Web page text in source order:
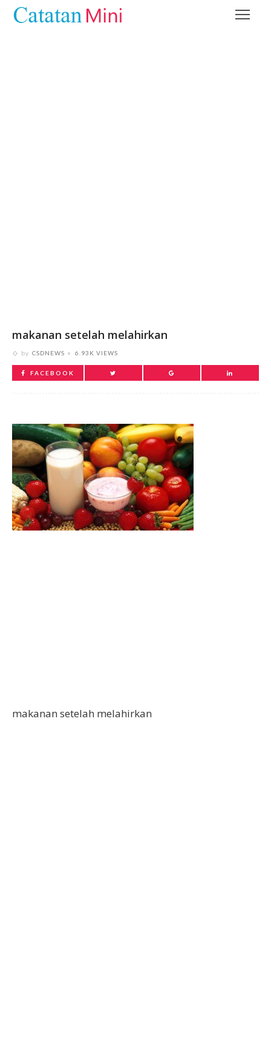
makanan setelah melahirkan
by CSDNEWS 6.93K VIEWS
FACEBOOK
makanan setelah melahirkan